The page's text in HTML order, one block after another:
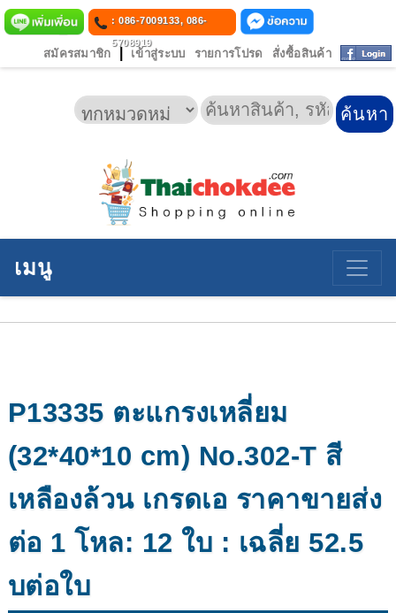
: 086-7009133, 086-
5708919
สมัครสมาชิก เข้าสู่ระบบ รายการโปรด สั่งซื้อสินค้า
เมนู
P13335 ตะแกรงเหลี่ยม
(32*40*10 cm) No.302-T สี
เหลืองล้วน เกรดเอ ราคาขายส่ง
ต่อ 1 โหล: 12 ใบ : เฉลี่ย 52.5
บต่อใบ